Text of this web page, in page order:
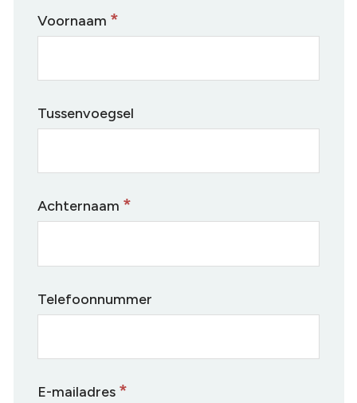
Voornaam *
Tussenvoegsel
Achternaam *
Telefoonnummer
E-mailadres *